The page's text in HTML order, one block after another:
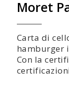
Moret
Carta di
hamburger
Con la